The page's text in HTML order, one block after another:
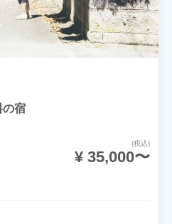
宿
(税込)
¥ 35,000〜